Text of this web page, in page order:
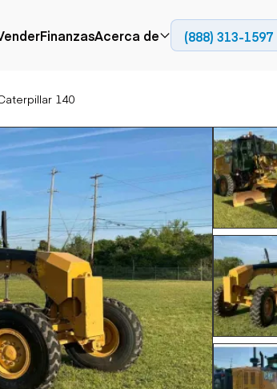
Aérea
Camiones con
plataforma
Carretillas elevadoras
Ascensores
Manipuladores
telescópicos
Movimiento de
tierra
Retroexcavadoras
Topadoras
Cargadoras compactas
sobre orugas
Excavadoras
Fresadoras en frío
Compactadores
Adoquines
Recuperadores
carreteras
Generación de
energía
Generadores
Trailers
FinanzasAcerca de
Blog
(888) 313-1597
140